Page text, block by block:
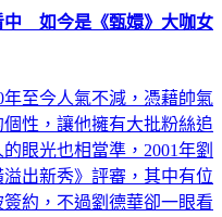
中 如今是《甄嬛》大咖女
至今人氣不減，憑藉帥氣
性，讓他擁有大批粉絲追
眼光也相當準，2001年劉
出新秀》評審，其中有位
約，不過劉德華卻一眼看